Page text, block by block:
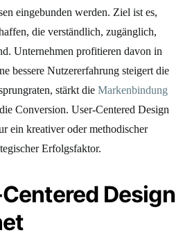
eingebunden werden. Ziel ist es,
die verständlich, zugänglich,
Unternehmen profitieren davon in
bessere Nutzererfahrung steigert die
stärkt die Markenbindung
Conversion. User-Centered Design
ein kreativer oder methodischer
Erfolgsfaktor.
Design